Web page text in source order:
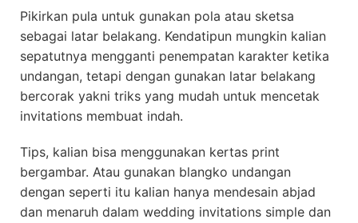
Pikirkan pula untuk gunakan pola atau sketsa
sebagai latar belakang. Kendatipun mungkin kalian
sepatutnya mengganti penempatan karakter ketika
undangan, tetapi dengan gunakan latar belakang
bercorak yakni triks yang mudah untuk mencetak
invitations membuat indah.
Tips, kalian bisa menggunakan kertas print
bergambar. Atau gunakan blangko undangan
dengan seperti itu kalian hanya mendesain abjad
dan menaruh dalam wedding invitations simple dan